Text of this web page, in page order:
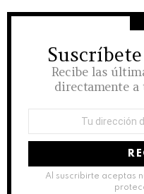
Recibe las
directamente
correo
Al suscribirte aceptas